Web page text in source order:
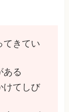
てきてい
ある
けてしび